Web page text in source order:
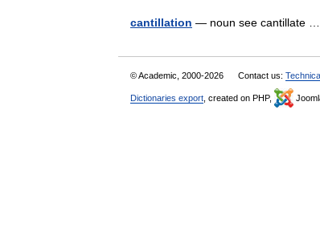
cantillation — noun see cantillate
© Academic, 2000-2026 Contact us:
Dictionaries export , created on PHP,